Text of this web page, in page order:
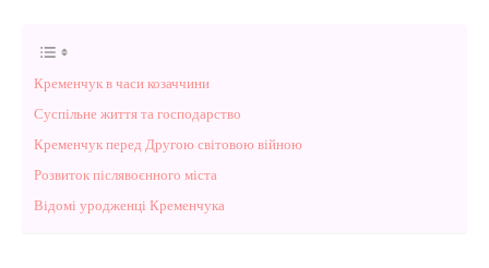
Кременчук в часи козаччини
Суспільне життя та господарство
Кременчук перед Другою світовою війною
Розвиток післявоєнного міста
Відомі уродженці Кременчука